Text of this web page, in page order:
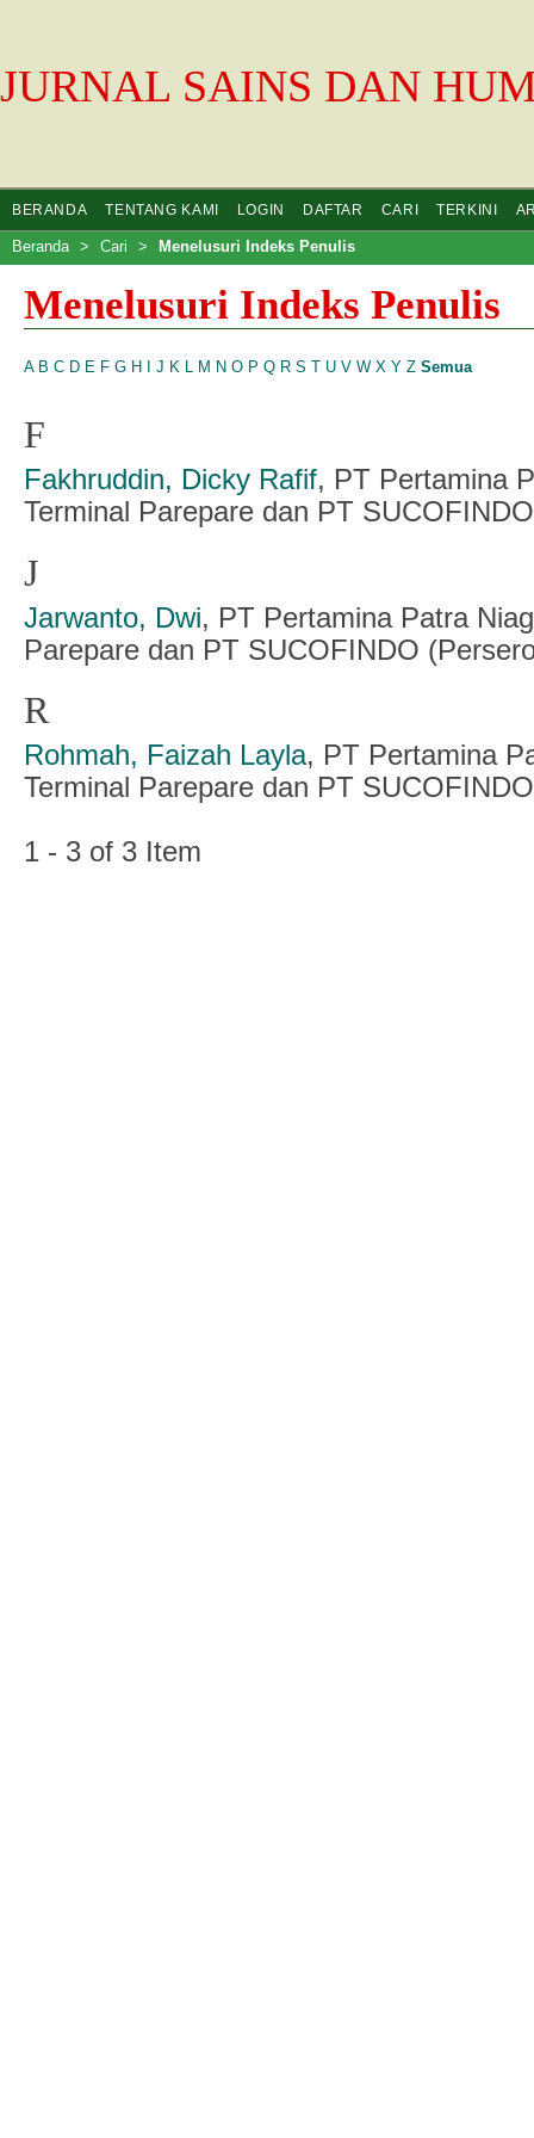
JURNAL SAINS DAN
BERANDA TENTANG KAMI LOGIN DAFTAR CARI TERKINI
Beranda > Cari > Menelusuri Indeks Penulis
Menelusuri Indeks Penulis
A B C D E F G H J K M N O P Q R S T U V W X Y Z Semua
F
Fakhruddin, ⁠Dicky Rafif, PT Pertamina
Terminal Parepare dan PT
J
Jarwanto, Dwi, PT Pertamina Patra
Parepare dan PT SUCOFINDO
R
Rohmah, Faizah Layla, PT Pertamina
Terminal Parepare dan PT
1 - 3 of 3 Item